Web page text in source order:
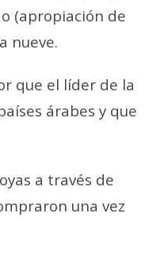
(apropiación de
nueve.
que el líder de la
árabes y que
a través de
una vez